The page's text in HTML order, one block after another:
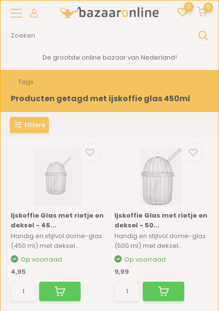
0 0
De grootste online bazaar van Nederland!
Tags
Producten getagd met ijskoffie glas 450ml
Filters
Ijskoffie Glas met rietje en
deksel - 45...
Handig en stijlvol dome-glas
(450 ml) met deksel...
Op voorraad
4,95
Ijskoffie Glas met rietje en
deksel - 50...
Handig en stijlvol dome-glas
(500 ml) met deksel...
Op voorraad
9,99